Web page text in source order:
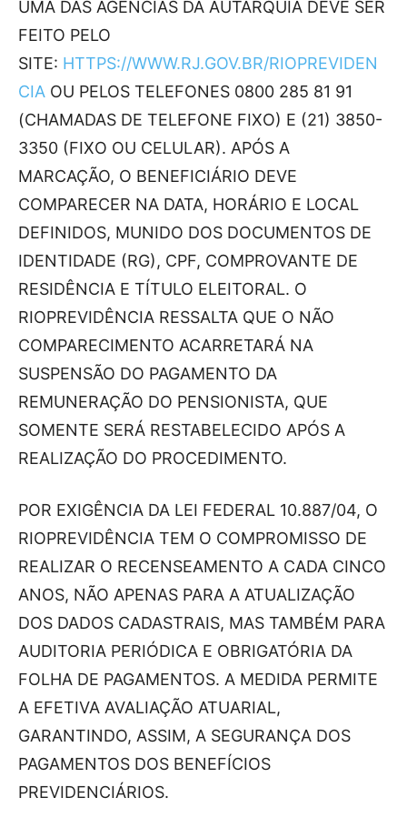
UMA DAS AGÊNCIAS DA AUTARQUIA DEVE SER
FEITO PELO
SITE: HTTPS://WWW.RJ.GOV.BR/RIOPREVIDEN
CIA OU PELOS TELEFONES 0800 285 81 91
(CHAMADAS DE TELEFONE FIXO) E (21) 3850-
3350 (FIXO OU CELULAR). APÓS A
MARCAÇÃO, O BENEFICIÁRIO DEVE
COMPARECER NA DATA, HORÁRIO E LOCAL
DEFINIDOS, MUNIDO DOS DOCUMENTOS DE
IDENTIDADE (RG), CPF, COMPROVANTE DE
RESIDÊNCIA E TÍTULO ELEITORAL. O
RIOPREVIDÊNCIA RESSALTA QUE O NÃO
COMPARECIMENTO ACARRETARÁ NA
SUSPENSÃO DO PAGAMENTO DA
REMUNERAÇÃO DO PENSIONISTA, QUE
SOMENTE SERÁ RESTABELECIDO APÓS A
REALIZAÇÃO DO PROCEDIMENTO.
POR EXIGÊNCIA DA LEI FEDERAL 10.887/04, O
RIOPREVIDÊNCIA TEM O COMPROMISSO DE
REALIZAR O RECENSEAMENTO A CADA CINCO
ANOS, NÃO APENAS PARA A ATUALIZAÇÃO
DOS DADOS CADASTRAIS, MAS TAMBÉM PARA
AUDITORIA PERIÓDICA E OBRIGATÓRIA DA
FOLHA DE PAGAMENTOS. A MEDIDA PERMITE
A EFETIVA AVALIAÇÃO ATUARIAL,
GARANTINDO, ASSIM, A SEGURANÇA DOS
PAGAMENTOS DOS BENEFÍCIOS
PREVIDENCIÁRIOS.